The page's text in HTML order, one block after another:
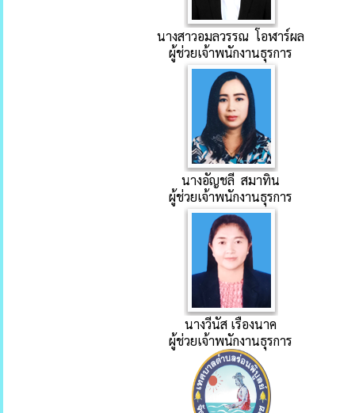
นางสาวอมลวรรณ โอฬาร์ผล
ผู้ช่วยเจ้าพนักงานธุรการ
นางอัญชลี สมาทิน
ผู้ช่วยเจ้าพนักงานธุรการ
นางวีนัส เรืองนาค
ผู้ช่วยเจ้าพนักงานธุรการ